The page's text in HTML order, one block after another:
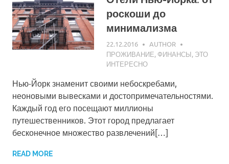
роскоши до
минимализма
22.12.2016
AUTHOR
ПРОЖИВАНИЕ, ФИНАНСЫ, ЭТО
ИНТЕРЕСНО
Нью-Йорк знаменит своими небоскребами,
неоновыми вывесками и достопримечательностями.
Каждый год его посещают миллионы
путешественников. Этот город предлагает
бесконечное множество развлечений[…]
READ MORE